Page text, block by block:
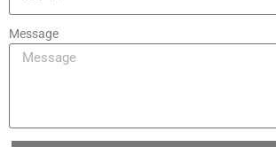
Message